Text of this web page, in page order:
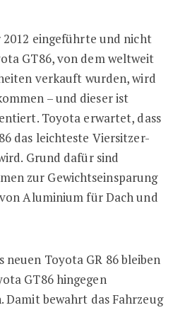
eingeführte und nicht
GT86, von dem weltweit
verkauft wurden, wird
– und dieser ist
Toyota erwartet, dass
das leichteste Viersitzer-
Grund dafür sind
zur Gewichtseinsparung
Aluminium für Dach und
neuen Toyota GR 86 bleiben
GT86 hingegen
Damit bewahrt das Fahrzeug